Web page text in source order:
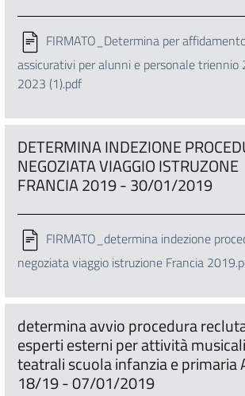
FIRMATO_Determina per
assicurativi per alunni e personale
2023 (1).pdf
DETERMINA INDEZIONE
NEGOZIATA VIAGGIO ISTRUZONE
FRANCIA 2019 - 30/01/2019
FIRMATO_determina indezione
negoziata viaggio istruzione Francia
determina avvio procedura
esperti esterni per attività
teatrali scuola infanzia e primaria
18/19 - 07/01/2019